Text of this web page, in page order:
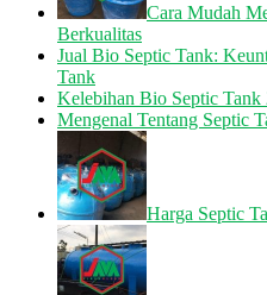
Cara Mudah
Berkualitas
Jual Bio Septic Tank:
Tank
Kelebihan Bio Septic Tank
Mengenal Tentang Septic
Harga Septic